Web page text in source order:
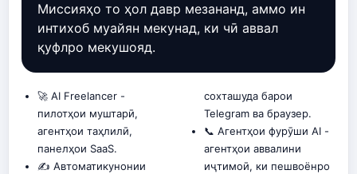
Миссияҳо то ҳол давр мезананд, аммо ин
интихоб муайян мекунад, ки чӣ аввал
қуфлро мекушояд.
🚀 AI Freelancer -
пилотҳои муштарӣ,
агентҳои таҳлилӣ,
панелҳои SaaS.
✍️ Автоматикунонии
сохташуда барои
Telegram ва браузер.
📞 Агентҳои фурӯши AI -
агентҳои аввалини
иҷтимоӣ, ки пешвоёнро